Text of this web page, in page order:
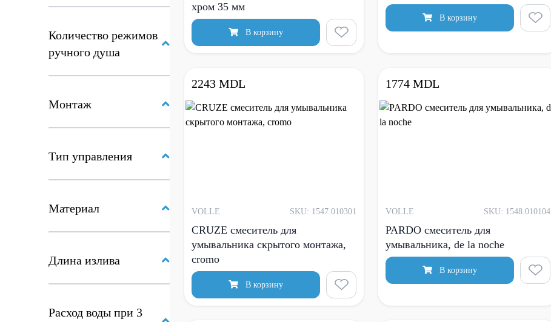
Количество режимов
ручного душа
Монтаж
Тип управления
Материал
Длина излива
Расход воды при 3
хром 35 мм
В корзину
В корзину
2243 MDL
VOLLE SKU: 1547.010301
CRUZE смеситель для
умывальника скрытого монтажа,
cromo
В корзину
1774 MDL
VOLLE SKU: 1548.010104
PARDO смеситель для
умывальника, de la noche
В корзину